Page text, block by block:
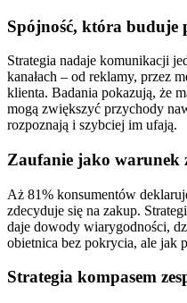
Spójność, która buduje
Strategia nadaje komunikacji
kanałach – od reklamy, przez
klienta. Badania pokazują, że
mogą zwiększyć przychody
rozpoznają i szybciej im ufają.
Zaufanie jako warunek
Aż 81% konsumentów
zdecyduje się na zakup.
daje dowody wiarygodności,
obietnica bez pokrycia, ale jak
Strategia kompasem